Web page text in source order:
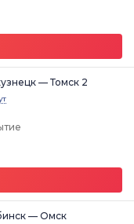
— Томск 2
— Омск